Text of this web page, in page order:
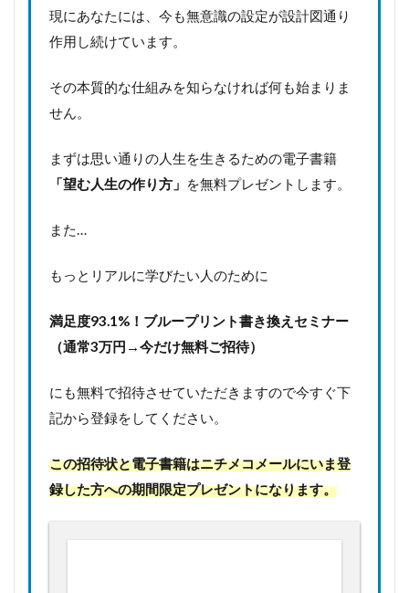
現にあなたには、今も無意識の設定が設計図通り
作用し続けています。
その本質的な仕組みを知らなければ何も始まりま
せん。
まずは思い通りの人生を生きるための電子書籍
「望む人生の作り方」 を無料プレゼントします。
また…
もっとリアルに学びたい人のために
満足度93.1%！ ブループリント書き換えセミナー
（通常3万円→今だけ無料ご招待）
にも無料で招待させていただきますので今すぐ下
記から登録をしてください。
この招待状と電子書籍はニチメコメールにいま登
録した方への期間限定プレゼントになります。